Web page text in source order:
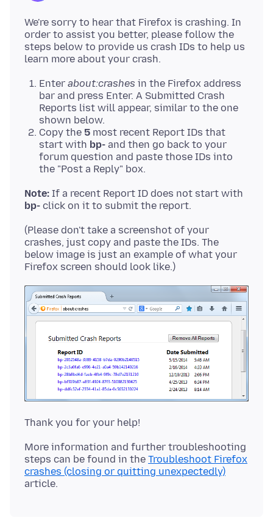
We're sorry to hear that Firefox is crashing. In
order to assist you better, please follow the
steps below to provide us crash IDs to help us
Enter about:crashes in the Firefox address
bar and press Enter. A Submitted Crash
Reports list will appear, similar to the one
shown below.
Copy the 5 most recent Report IDs that
start with bp- and then go back to your
forum question and paste those IDs into
the "Post a Reply" box.
Note: If a recent Report ID does not start with
bp-
(Please don't take a screenshot of your
crashes, just copy and paste the IDs. The
below image is just an example of what your
More information and further troubleshooting
steps can be found in the Troubleshoot Firefox
crashes (closing or quitting unexpectedly)